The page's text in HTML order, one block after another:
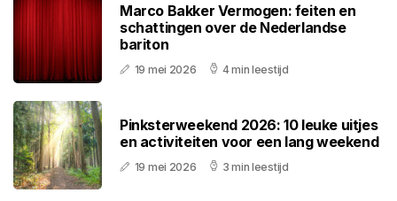
Marco Bakker Vermogen: feiten en
schattingen over de Nederlandse
bariton
19 mei 2026 4 min leestijd
Pinksterweekend 2026: 10 leuke uitjes
en activiteiten voor een lang weekend
19 mei 2026 3 min leestijd